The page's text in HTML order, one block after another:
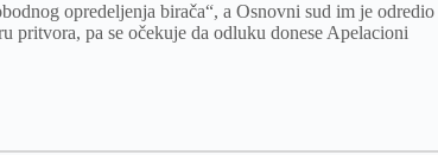
opredeljenja birača“, a Osnovni sud im je odredio
pritvora, pa se očekuje da odluku donese Apelacioni